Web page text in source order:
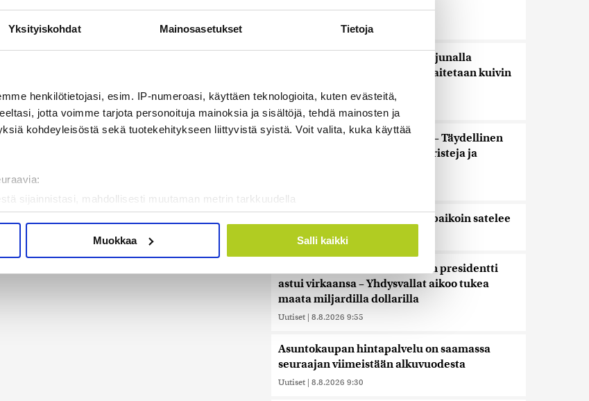
Yksityiskohdat Mainosasetukset Tietoja
henkilötietojasi, esim. IP-numeroasi, käyttäen teknologioita, kuten evästeitä,
jotta voimme tarjota personoituja mainoksia ja sisältöjä, tehdä mainosten ja
kohdeyleisöstä sekä tuotekehitykseen liittyvistä syistä. Voit valita, kuka käyttää
sijainnistasi, mahdollisesti muutaman metrin tarkkuudella
sen ominaispiirteitä aktiivisesti (sormenjäljen muodostaminen)
ja miten voit määrittää asetuksesi
. Voit muuttaa
ja mainosten räätälöimiseen, sosiaalisen median ominaisuuksien tukemiseen
Lisäksi jaamme sosiaalisen median, mainosalan ja analytiikka-alan
käytät sivustoamme. Kumppanimme voivat yhdistää näitä tietoja muihin tietoihin, joita
Muokkaa Salli kaikki
sisällöistä
sähköpostiisi?
auringonpimennys
8.8.2026 11:30
Ensi viikolla Suomesta pääsee junalla
Haaparantaan, mutta matka taitetaan kuivin
”Se tuntuu maailmanlopulta” – Täydellinen
auringonpimennys kiehtoo turisteja ja
Tänään on pääosin poutaista, paikoin satelee
Uutiset | 8.8.2026 10:00
Kolumbian uusi oikeistolainen presidentti
astui virkaansa – Yhdysvallat aikoo tukea
maata miljardilla dollarilla
Uutiset | 8.8.2026 9:55
Asuntokaupan hintapalvelu on saamassa
seuraajan viimeistään alkuvuodesta
Uutiset | 8.8.2026 9:30